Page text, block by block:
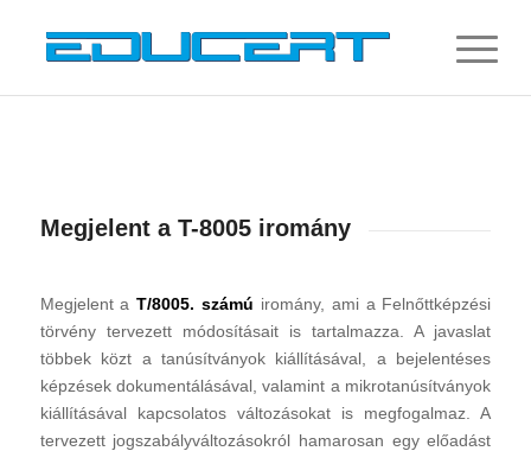
Megjelent a T-8005 iromány
Megjelent aT/8005. számú iromány, ami a Felnőttképzési
törvény tervezett módosításait is tartalmazza. A javaslat
többek közt a tanúsítványok kiállításával, a bejelentéses
képzések dokumentálásával, valamint a mikrotanúsítványok
kiállításával kapcsolatos változásokat is megfogalmaz. A
tervezett jogszabályváltozásokról hamarosan egy előadást